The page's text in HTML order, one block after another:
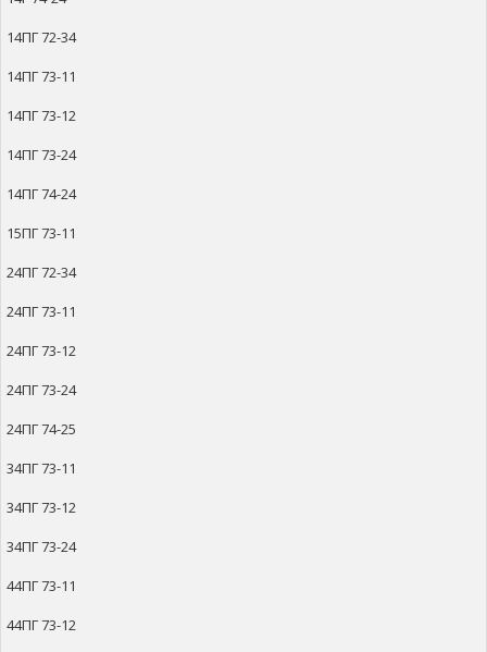
14ПГ 72-34
14ПГ 73-11
14ПГ 73-12
14ПГ 73-24
14ПГ 74-24
15ПГ 73-11
24ПГ 72-34
24ПГ 73-11
24ПГ 73-12
24ПГ 73-24
24ПГ 74-25
34ПГ 73-11
34ПГ 73-12
34ПГ 73-24
44ПГ 73-11
44ПГ 73-12